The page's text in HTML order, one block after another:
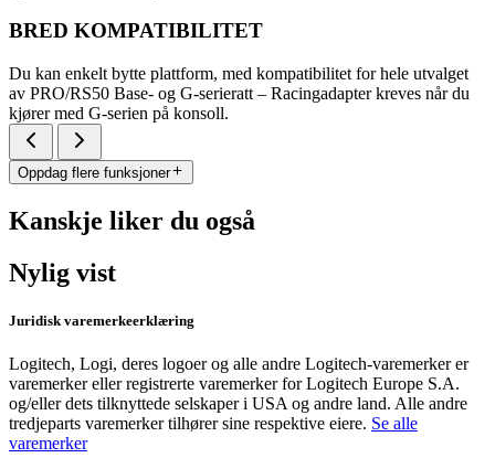
BRED KOMPATIBILITET
Du kan enkelt bytte plattform, med kompatibilitet for hele utvalget
av PRO/RS50 Base- og G-serieratt – Racingadapter kreves når du
kjører med G-serien på konsoll.
Oppdag flere funksjoner
Kanskje liker du også
Nylig vist
Juridisk varemerkeerklæring
Logitech, Logi, deres logoer og alle andre Logitech-varemerker er
varemerker eller registrerte varemerker for Logitech Europe S.A.
og/eller dets tilknyttede selskaper i USA og andre land. Alle andre
tredjeparts varemerker tilhører sine respektive eiere. Se alle
varemerker